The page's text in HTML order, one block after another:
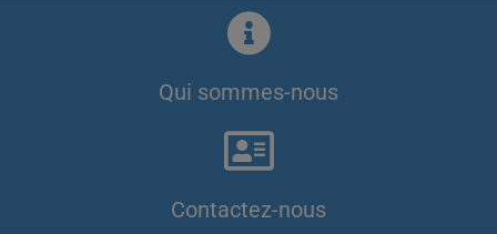
Qui sommes-nous
Contactez-nous